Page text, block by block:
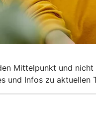
Mittelpunkt und
und Infos zu aktuellen